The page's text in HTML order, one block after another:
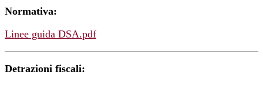
Normativa:
Linee guida DSA.pdf
Detrazioni fiscali: